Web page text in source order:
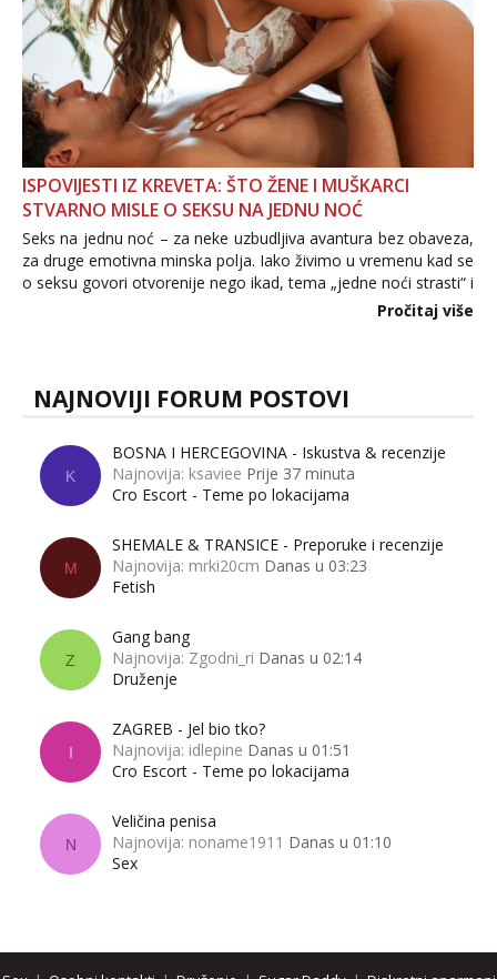
ISPOVIJESTI IZ KREVETA: ŠTO ŽENE I MUŠKARCI
STVARNO MISLE O SEKSU NA JEDNU NOĆ
Seks na jednu noć – za neke uzbudljiva avantura bez obaveza,
za druge emotivna minska polja. Iako živimo u vremenu kad se
o seksu govori otvorenije nego ikad, tema „jedne noći strasti“ i
dalje izaziva burne rasprave. Što zapravo misle žene, a što
Pročitaj više
NAJNOVIJI FORUM POSTOVI
K
BOSNA I HERCEGOVINA - Iskustva & recenzije
Najnovija: ksaviee Prije 37 minuta
Cro Escort - Teme po lokacijama
M
SHEMALE & TRANSICE - Preporuke i recenzije
Najnovija: mrki20cm Danas u 03:23
Fetish
Z
Gang bang
Najnovija: Zgodni_ri Danas u 02:14
Druženje
I
ZAGREB - Jel bio tko?
Najnovija: idlepine Danas u 01:51
Cro Escort - Teme po lokacijama
N
Veličina penisa
Najnovija: noname1911 Danas u 01:10
Sex